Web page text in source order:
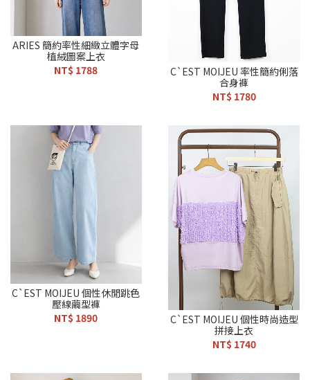
ARIES 簡約率性細緻立體字母
植絨圖案上衣
NT$ 1788
C`EST MOIJEU 率性簡約俐落
合身褲
NT$ 1780
C`EST MOIJEU 個性休閒跳色
壓線繭型褲
NT$ 1890
C`EST MOIJEU 個性時尚造型
拼接上衣
NT$ 1740